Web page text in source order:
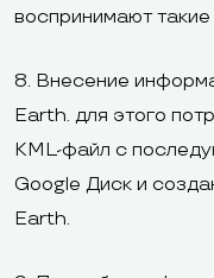
воспринимают такие
8. Внесение
Earth. для этого
KML-файл с
Google Диск и
Earth.